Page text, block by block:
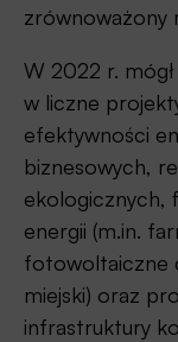
zrównoważony
W 2022 r.
w liczne
efektywności
biznesowych,
ekologicznych,
energii (m.in.
fotowoltaiczne
miejski) oraz
infrastruktury